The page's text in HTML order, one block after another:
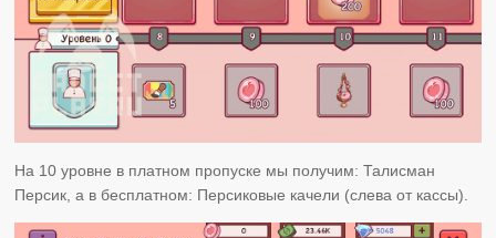
На 10 уровне в платном пропуске мы получим: Талисман
Персик, а в бесплатном: Персиковые качели (слева от кассы).